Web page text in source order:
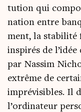
tu­tion qui
na­tion entre
ment, la sta­bi­li­té
ins­pi­rés de
par Nas­sim
extrême de
impré­vi­sibles. Il
l’or­di­na­teur